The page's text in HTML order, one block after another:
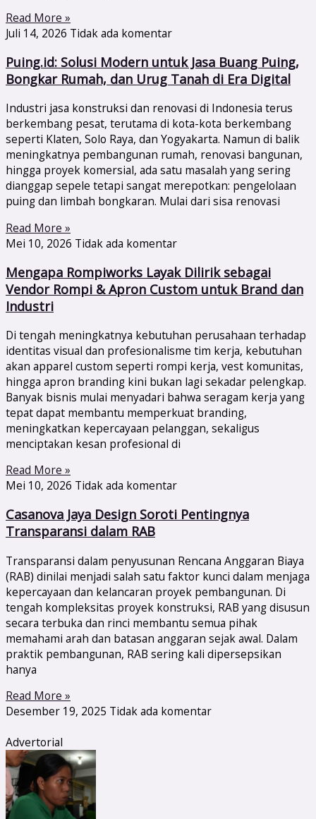
Read More »
Juli 14, 2026 Tidak ada komentar
Puing.id: Solusi Modern untuk Jasa Buang Puing,
Bongkar Rumah, dan Urug Tanah di Era Digital
Industri jasa konstruksi dan renovasi di Indonesia terus
berkembang pesat, terutama di kota-kota berkembang
seperti Klaten, Solo Raya, dan Yogyakarta. Namun di balik
meningkatnya pembangunan rumah, renovasi bangunan,
hingga proyek komersial, ada satu masalah yang sering
dianggap sepele tetapi sangat merepotkan: pengelolaan
puing dan limbah bongkaran. Mulai dari sisa renovasi
Read More »
Mei 10, 2026 Tidak ada komentar
Mengapa Rompiworks Layak Dilirik sebagai
Vendor Rompi & Apron Custom untuk Brand dan
Industri
Di tengah meningkatnya kebutuhan perusahaan terhadap
identitas visual dan profesionalisme tim kerja, kebutuhan
akan apparel custom seperti rompi kerja, vest komunitas,
hingga apron branding kini bukan lagi sekadar pelengkap.
Banyak bisnis mulai menyadari bahwa seragam kerja yang
tepat dapat membantu memperkuat branding,
meningkatkan kepercayaan pelanggan, sekaligus
menciptakan kesan profesional di
Read More »
Mei 10, 2026 Tidak ada komentar
Casanova Jaya Design Soroti Pentingnya
Transparansi dalam RAB
Transparansi dalam penyusunan Rencana Anggaran Biaya
(RAB) dinilai menjadi salah satu faktor kunci dalam menjaga
kepercayaan dan kelancaran proyek pembangunan. Di
tengah kompleksitas proyek konstruksi, RAB yang disusun
secara terbuka dan rinci membantu semua pihak
memahami arah dan batasan anggaran sejak awal. Dalam
praktik pembangunan, RAB sering kali dipersepsikan
hanya
Read More »
Desember 19, 2025 Tidak ada komentar
Advertorial